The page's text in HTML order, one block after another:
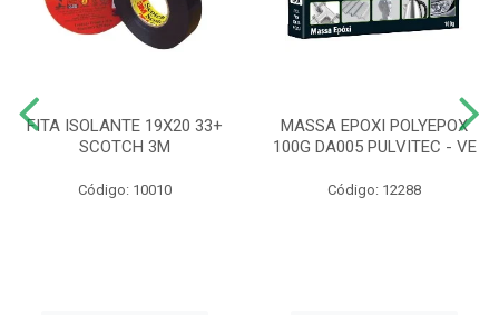
FITA ISOLANTE 19X20 33+
SCOTCH 3M
Código: 10010
MASSA EPOXI POLYEPOX
100G DA005 PULVITEC - VE
Código: 12288